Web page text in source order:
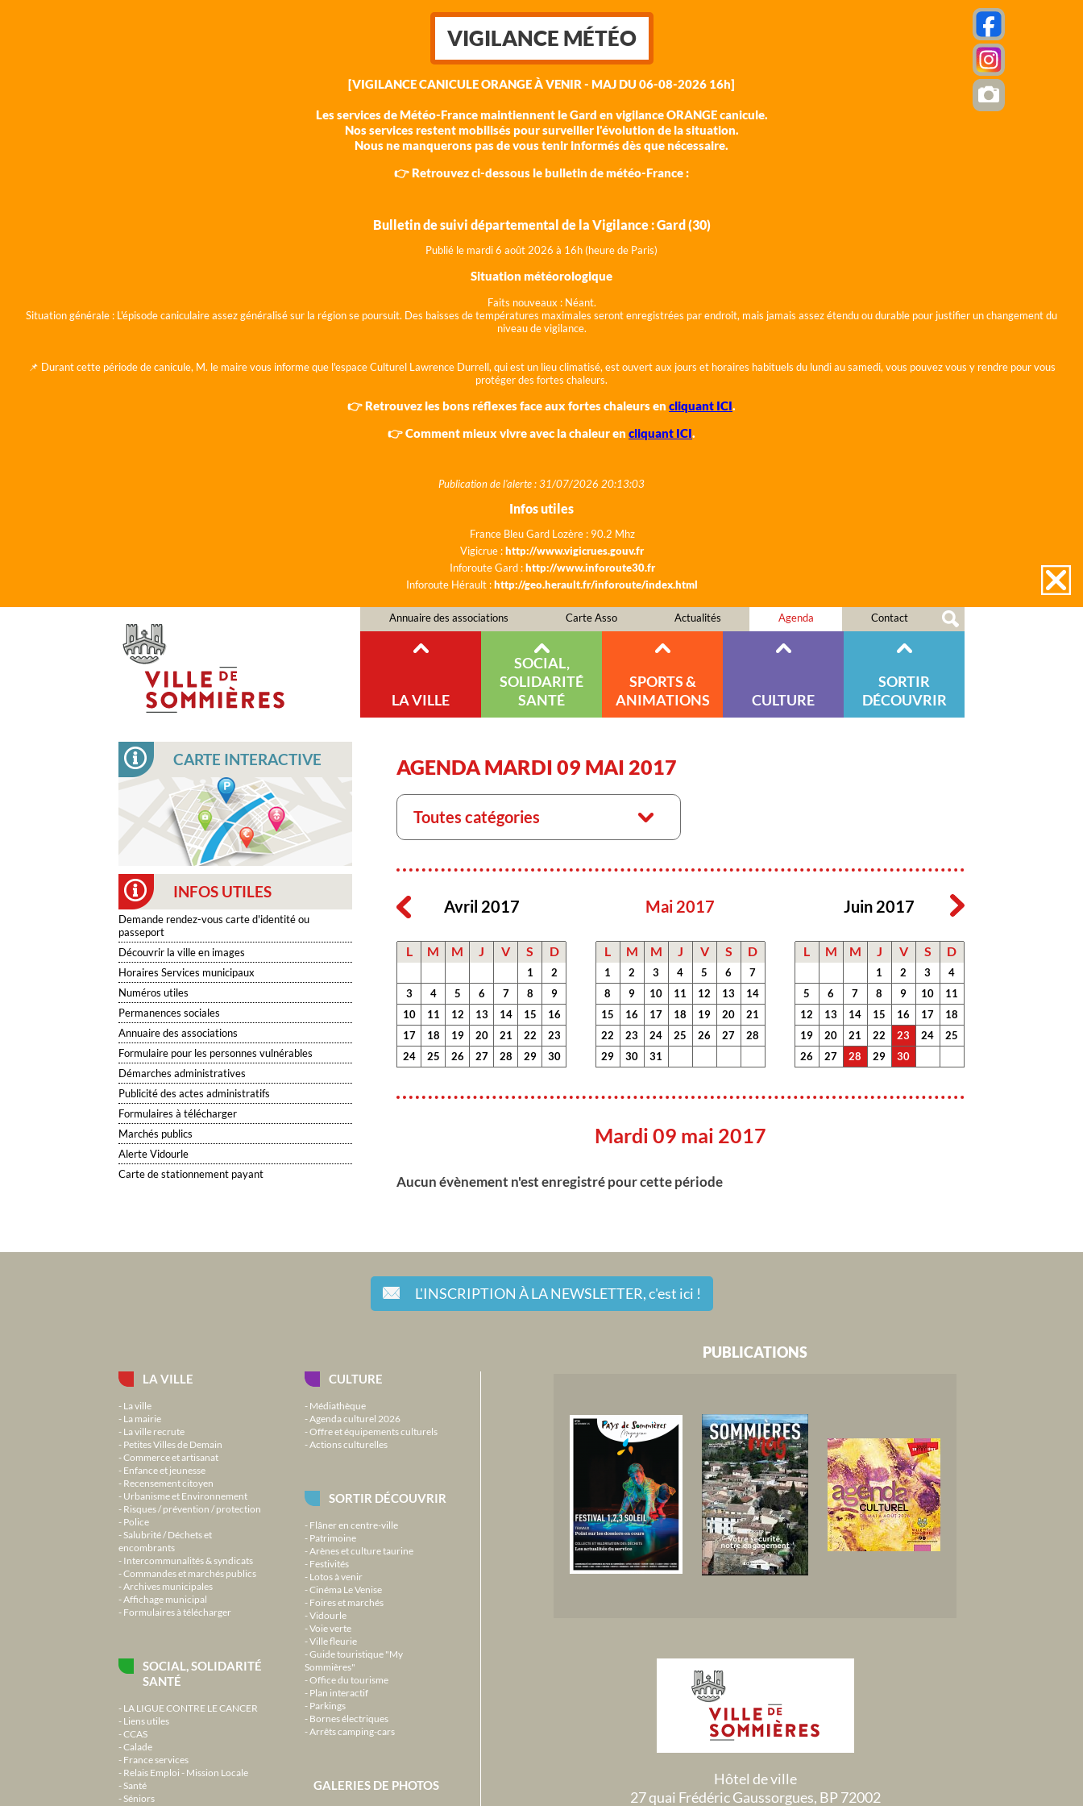
VIGILANCE MÉTÉO
[VIGILANCE CANICULE ORANGE À VENIR - MAJ DU 06-08-2026 16h]
Les services de Météo-France maintiennent le Gard en vigilance ORANGE canicule.
Nos services restent mobilisés pour surveiller l'évolution de la situation.
Nous ne manquerons pas de vous tenir informés dès que nécessaire.
👉 Retrouvez ci-dessous le bulletin de météo-France :
Bulletin de suivi départemental de la Vigilance : Gard (30)
Publié le mardi 6 août 2026 à 16h (heure de Paris)
Situation météorologique
Faits nouveaux : Néant.
Situation générale : L'épisode caniculaire assez généralisé sur la région se poursuit. Des baisses de températures maximales seront enregistrées par endroit, mais jamais assez étendu ou durable pour justifier un changement du
niveau de vigilance.
📌 Durant cette période de canicule, M. le maire vous informe que l'espace Culturel Lawrence Durrell, qui est un lieu climatisé, est ouvert aux jours et horaires habituels du lundi au samedi, vous pouvez vous y rendre pour vous
protéger des fortes chaleurs.
👉 Retrouvez les bons réflexes face aux fortes chaleurs en cliquant ICI.
👉 Comment mieux vivre avec la chaleur en cliquant ICI.
Publication de l'alerte : 31/07/2026 20:13:03
Infos utiles
France Bleu Gard Lozère : 90.2 Mhz
Vigicrue :http://www.vigicrues.gouv.fr
Inforoute Gard :http://www.inforoute30.fr
Inforoute Hérault :http://geo.herault.fr/inforoute/index.html
Annuaire des associations Carte Asso Actualités Agenda Contact
LA VILLE
SOCIAL,
SOLIDARITÉ
SANTÉ
SPORTS &
ANIMATIONS
CULTURE
SORTIR
DÉCOUVRIR
CARTE INTERACTIVE
INFOS UTILES
Demande rendez-vous carte d'identité ou
passeport
Découvrir la ville en images
Horaires Services municipaux
Numéros utiles
Permanences sociales
Annuaire des associations
Formulaire pour les personnes vulnérables
Démarches administratives
Publicité des actes administratifs
Formulaires à télécharger
Marchés publics
Alerte Vidourle
Carte de stationnement payant
AGENDA MARDI 09 MAI 2017
Toutes catégories
Avril 2017
L M M J V S D
1
2
3
4 5 6 7 8
9
10
11 12 13 14 15
16
17
18 19 20 21 22
23
24
25 26 27 28 29 30
Mai 2017
L M M J V S D
1 2 3 4 5 6
7
8
9 10 11 12 13
14
15
16 17 18 19 20
21
22
23 24 25 26 27
28
29
30 31
Juin 2017
L M M J V S D
1 2 3
4
5
6 7 8 9 10
11
12
13 14 15 16 17
18
19
20 21 22 23 24
25
26
27 28 29 30
Mardi 09 mai 2017
Aucun évènement n'est enregistré pour cette période
L'INSCRIPTION À LA NEWSLETTER,c'est ici !
LA VILLE
La ville
La mairie
La ville recrute
Petites Villes de Demain
Commerce et artisanat
Enfance et jeunesse
Recensement citoyen
Urbanisme et Environnement
Risques / prévention / protection
Police
Salubrité / Déchets et
encombrants
Intercommunalités & syndicats
Commandes et marchés publics
Archives municipales
Affichage municipal
Formulaires à télécharger
SOCIAL, SOLIDARITÉ
SANTÉ
LA LIGUE CONTRE LE CANCER
Liens utiles
CCAS
Calade
France services
Relais Emploi - Mission Locale
Santé
Séniors
CULTURE
Médiathèque
Agenda culturel 2026
Offre et équipements culturels
Actions culturelles
SORTIR DÉCOUVRIR
Flâner en centre-ville
Patrimoine
Arènes et culture taurine
Festivités
Lotos à venir
Cinéma Le Venise
Foires et marchés
Vidourle
Voie verte
Ville fleurie
Guide touristique "My
Sommières"
Office du tourisme
Plan interactif
Parkings
Bornes électriques
Arrêts camping-cars
GALERIES DE PHOTOS
PUBLICATIONS
Hôtel de ville
27 quai Frédéric Gaussorgues, BP 72002